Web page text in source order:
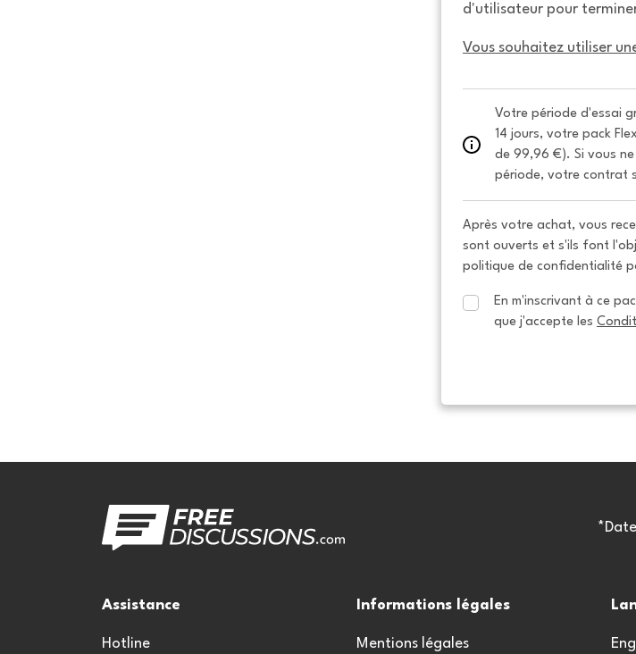
d'utilisateur pour
Vous souhaitez utiliser
Votre période d'essai
14 jours, votre pack
de 99,96 €). Si vous
période, votre contrat
Après votre achat, vous
sont ouverts et s'ils font
politique de confidentialité
En m'inscrivant à ce
que j'accepte les
Assistance
Hotline
Informations légales
Mentions légales